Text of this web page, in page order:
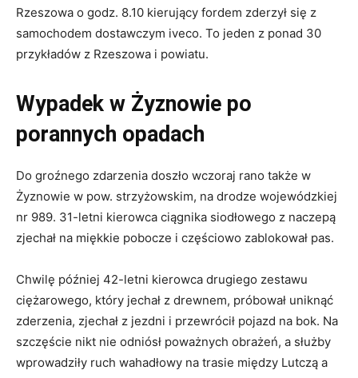
Rzeszowa o godz. 8.10 kierujący fordem zderzył się z
samochodem dostawczym iveco. To jeden z ponad 30
przykładów z Rzeszowa i powiatu.
Wypadek w Żyznowie po
porannych opadach
Do groźnego zdarzenia doszło wczoraj rano także w
Żyznowie w pow. strzyżowskim, na drodze wojewódzkiej
nr 989. 31-letni kierowca ciągnika siodłowego z naczepą
zjechał na miękkie pobocze i częściowo zablokował pas.
Chwilę później 42-letni kierowca drugiego zestawu
ciężarowego, który jechał z drewnem, próbował uniknąć
zderzenia, zjechał z jezdni i przewrócił pojazd na bok. Na
szczęście nikt nie odniósł poważnych obrażeń, a służby
wprowadziły ruch wahadłowy na trasie między Lutczą a